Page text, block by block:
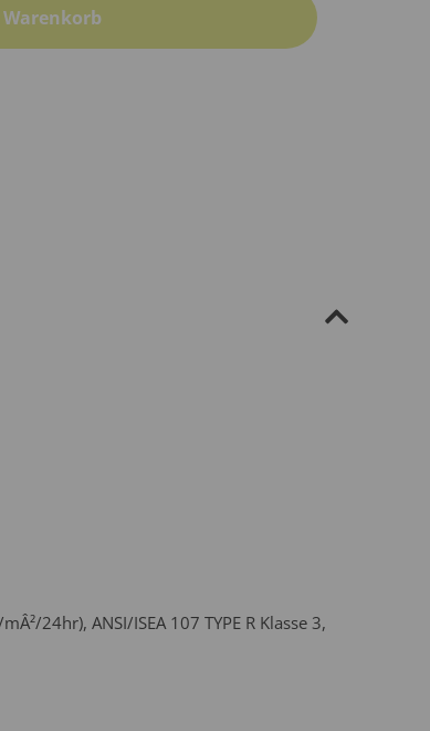
24hr), ANSI/ISEA 107 TYPE R Klasse 3,